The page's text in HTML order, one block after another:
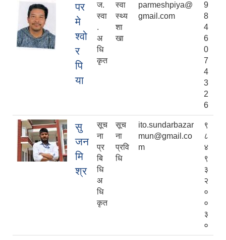
पर
मे
श्वो
र
पि
या
ज.
स्वा
.
अ
धि
कृत
स्वा
स्थ्य
शा
खा
parmeshpiya@
gmail.com
9
8
4
6
0
7
4
3
2
6
सु
जन
मि
श्र
सूच
ना
प्र
बि
धि
अ
धि
कृत
सूच
ना
प्रवि
धि
ito.sundarbazar
mun@gmail.co
m
९
८
४
९
३
२
०
०
३
०